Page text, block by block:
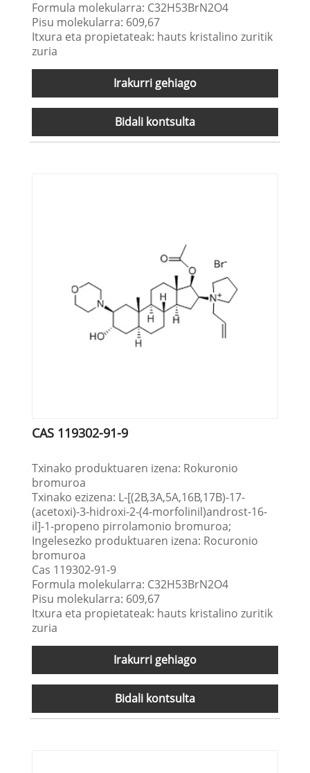
Formula molekularra: C32H53BrN2O4
Pisu molekularra: 609,67
Itxura eta propietateak: hauts kristalino zuritik
zuria
Irakurri gehiago
Bidali kontsulta
CAS 119302-91-9
Txinako produktuaren izena: Rokuronio
bromuroa
Txinako ezizena: L-[(2Β,3Α,5Α,16Β,17Β)-17-
(acetoxi)-3-hidroxi-2-(4-morfolinil)androst-16-
il]-1-propeno pirrolamonio bromuroa;
Ingelesezko produktuaren izena: Rocuronio
bromuroa
Cas 119302-91-9
Formula molekularra: C32H53BrN2O4
Pisu molekularra: 609,67
Itxura eta propietateak: hauts kristalino zuritik
zuria
Irakurri gehiago
Bidali kontsulta